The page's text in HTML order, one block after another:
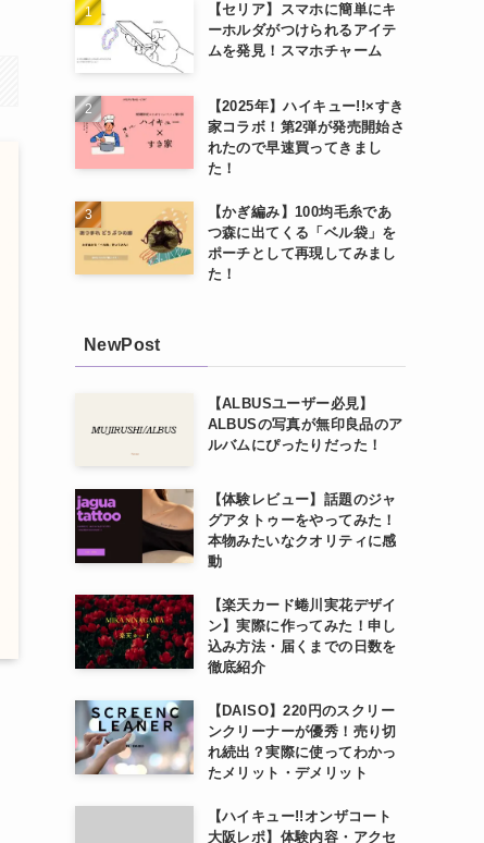
【セリア】スマホに簡単にキ
ーホルダがつけられるアイテ
ムを発見！スマホチャーム
【2025年】ハイキュー!!×すき
家コラボ！第2弾が発売開始さ
れたので早速買ってきまし
た！
【かぎ編み】100均毛糸であ
つ森に出てくる「ベル袋」を
ポーチとして再現してみまし
た！
NewPost
【ALBUSユーザー必見】
ALBUSの写真が無印良品のア
ルバムにぴったりだった！
【体験レビュー】話題のジャ
グアタトゥーをやってみた！
本物みたいなクオリティに感
動
【楽天カード蜷川実花デザイ
ン】実際に作ってみた！申し
込み方法・届くまでの日数を
徹底紹介
【DAISO】220円のスクリー
ンクリーナーが優秀！売り切
れ続出？実際に使ってわかっ
たメリット・デメリット
【ハイキュー!!オンザコート
大阪レポ】体験内容・アクセ